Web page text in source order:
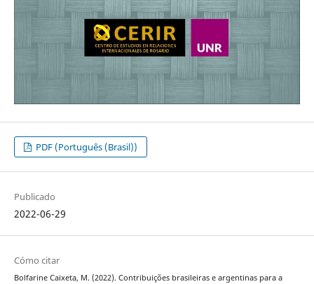
PDF (Português (Brasil))
Publicado
2022-06-29
Cómo citar
Bolfarine Caixeta, M. (2022). Contribuições brasileiras e argentinas para a